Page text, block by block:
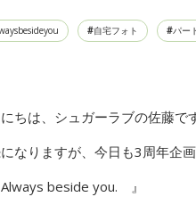
自宅フォト パー
ちは、シュガーラブの佐藤で
なりますが、今日も3周年企
beside you. 』